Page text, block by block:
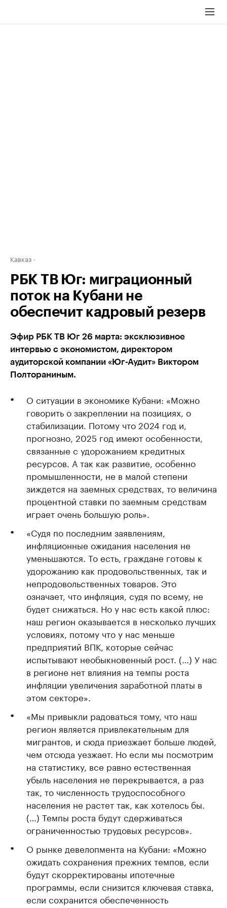
Кавказ
РБК ТВ Юг: миграционный
поток на Кубани не
обеспечит кадровый резерв
Эфир РБК ТВ Юг 26 марта: эксклюзивное
интервью с экономистом, директором
аудиторской компании «Юг-Аудит» Виктором
Полтораниным.
О ситуации в экономике Кубани: «Можно
говорить о закреплении на позициях, о
стабилизации. Потому что 2024 год и,
прогнозно, 2025 год имеют особенности,
связанные с удорожанием кредитных
ресурсов. А так как развитие, особенно
промышленности, не в малой степени
зиждется на заемных средствах, то величина
процентной ставки по заемным средствам
играет очень большую роль».
«Судя по последним заявлениям,
инфляционные ожидания населения не
уменьшаются. То есть, граждане готовы к
удорожанию как продовольственных, так и
непродовольственных товаров. Это
означает, что инфляция, судя по всему, не
будет снижаться. Но у нас есть какой плюс:
наш регион оказывается в несколько лучших
условиях, потому что у нас меньше
предприятий ВПК, которые сейчас
испытывают необыкновенный рост. (…) У нас
в регионе нет влияния на темпы роста
инфляции увеличения заработной платы в
этом секторе».
«Мы привыкли радоваться тому, что наш
регион является привлекательным для
мигрантов, и сюда приезжает больше людей,
чем отсюда уезжает. Но если мы посмотрим
на статистику, все равно естественная
убыль населения не перекрывается, а раз
так, то численность трудоспособного
населения не растет так, как хотелось бы.
(…) Темпы роста будут сдерживаться
ограниченностью трудовых ресурсов».
О рынке девелопмента на Кубани: «Можно
ожидать сохранения прежних темпов, если
будут скорректированы ипотечные
программы, если снизится ключевая ставка,
если сохранится обеспеченность